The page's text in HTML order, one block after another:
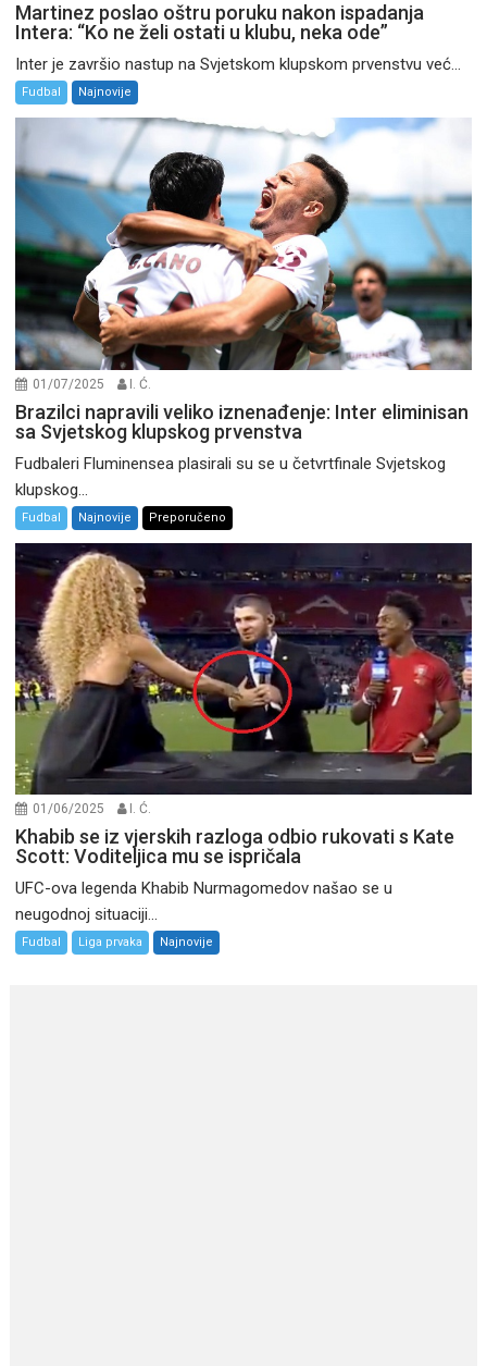
Martinez poslao oštru poruku nakon ispadanja
Intera: “Ko ne želi ostati u klubu, neka ode”
Inter je završio nastup na Svjetskom klupskom prvenstvu već...
Fudbal Najnovije
01/07/2025 I. Ć.
Brazilci napravili veliko iznenađenje: Inter eliminisan
sa Svjetskog klupskog prvenstva
Fudbaleri Fluminensea plasirali su se u četvrtfinale Svjetskog
klupskog...
Fudbal Najnovije Preporučeno
01/06/2025 I. Ć.
Khabib se iz vjerskih razloga odbio rukovati s Kate
Scott: Voditeljica mu se ispričala
UFC-ova legenda Khabib Nurmagomedov našao se u
neugodnoj situaciji...
Fudbal Liga prvaka Najnovije